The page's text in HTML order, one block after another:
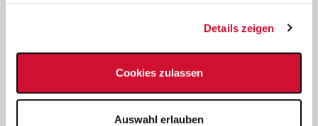
Details zeigen
Cookies zulassen
Auswahl erlauben
Bewerbung als Altenpflegehelfer*in
Bewerbung als Erzieher*in